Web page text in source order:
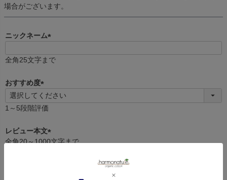
場合がございます。
ニックネーム
必
全角25文字まで
おすすめ度
(
必
)
1～5段階評価
レビュー本文
(
全角20～1000文字まで